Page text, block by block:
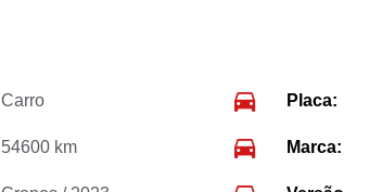
Carro Placa:
54600 km Marca: